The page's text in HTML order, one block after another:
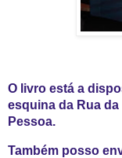
O livro está a
esquina da Rua
Pessoa.
Também posso